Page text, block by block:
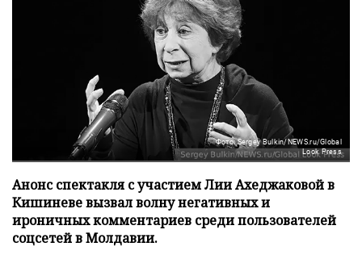
Фото: Sergey Bulkin/NEWS.ru/Global
Look Press
Анонс спектакля с участием Лии Ахеджаковой в
Кишиневе вызвал волну негативных и
ироничных комментариев среди пользователей
соцсетей в Молдавии.